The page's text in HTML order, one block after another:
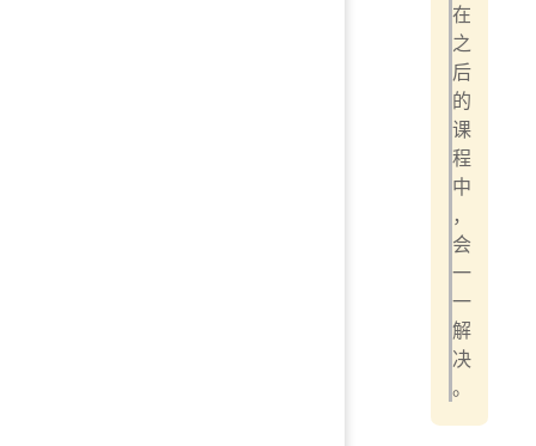
在
之
后
的
课
程
中
，
会
一
一
解
决
。